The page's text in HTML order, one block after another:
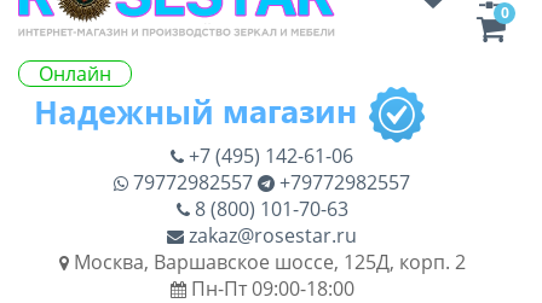
Онлайн
0
+7 (495) 142-61-06
79772982557
+79772982557
8 (800) 101-70-63
zakaz@rosestar.ru
Москва, Варшавское шоссе, 125Д, корп. 2
Пн-Пт 09:00-18:00